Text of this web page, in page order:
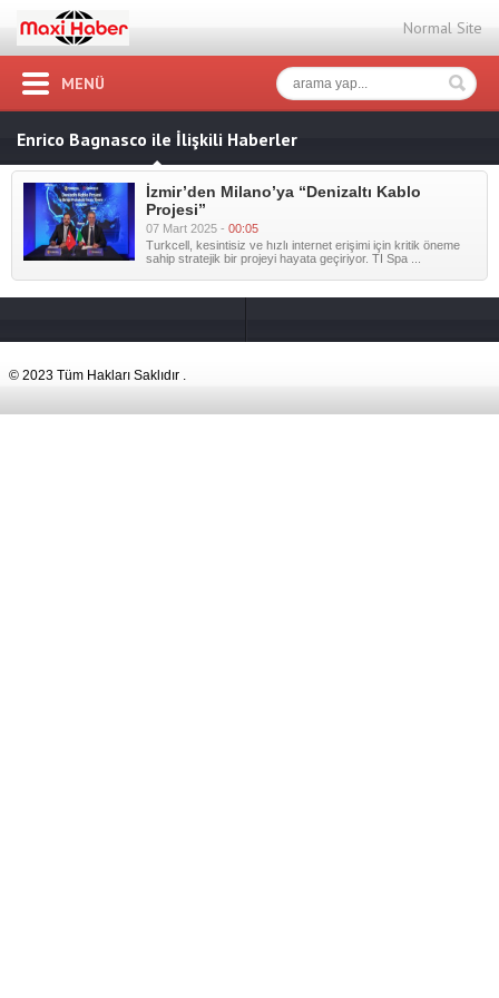
Normal Site
MENÜ
Enrico Bagnasco ile İlişkili Haberler
İzmir’den Milano’ya “Denizaltı Kablo
Projesi”
07 Mart 2025 - 00:05
Turkcell, kesintisiz ve hızlı internet erişimi için kritik öneme
sahip stratejik bir projeyi hayata geçiriyor. TI Spa ...
© 2023 Tüm Hakları Saklıdır .